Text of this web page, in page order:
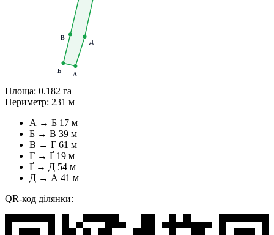
А
Б
В
Д
Площа: 0.182 га
Периметр: 231 м
А → Б 17 м
Б → В 39 м
В → Г 61 м
Г → Ґ 19 м
Ґ → Д 54 м
Д → А 41 м
QR-код ділянки: